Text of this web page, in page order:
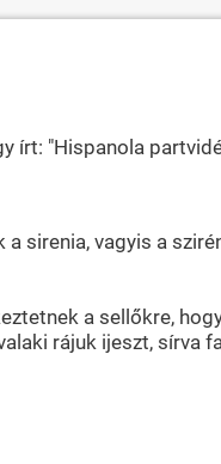
írt: "Hispanola
sirenia, vagyis a
a sellőkre,
rájuk ijeszt, sírva